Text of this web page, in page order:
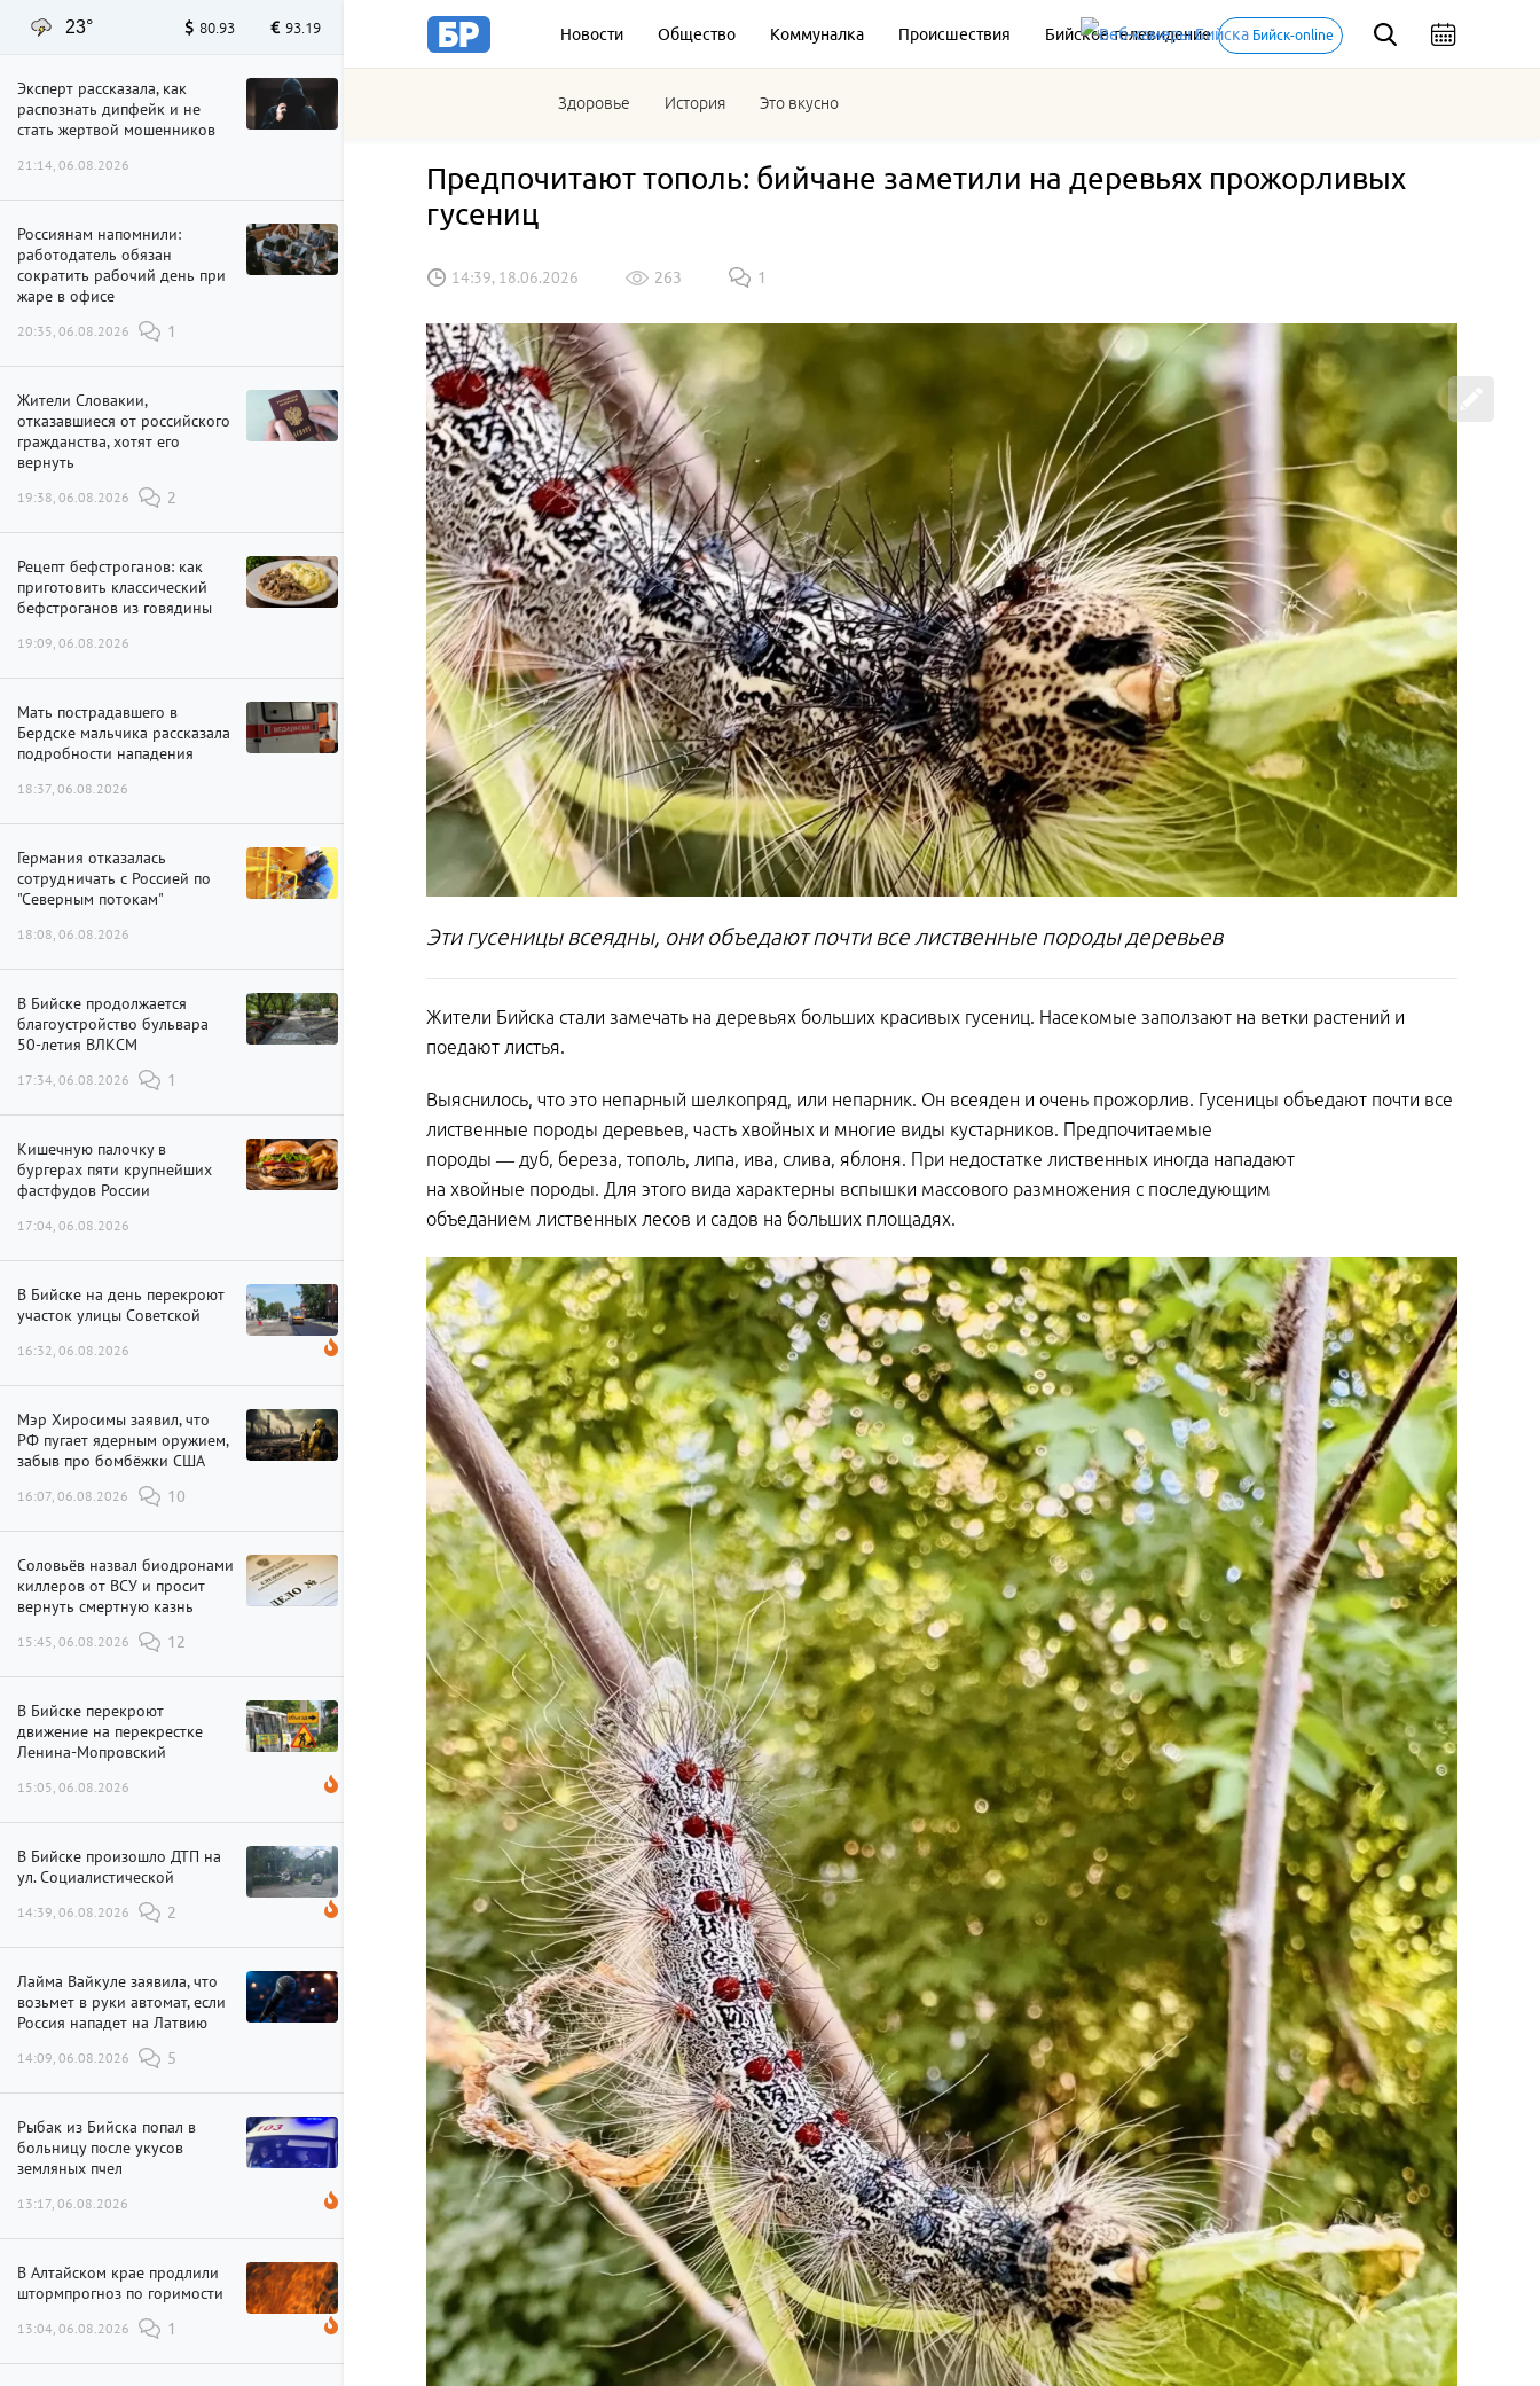
Новости Общество Коммуналка Происшествия Бийское телевидение Бийск-online
Здоровье История Это вкусно
23° 80.93 93.19
Эксперт рассказала, как
распознать дипфейк и не
стать жертвой мошенников
21:14, 06.08.2026
Россиянам напомнили:
работодатель обязан
сократить рабочий день при
жаре в офисе
20:35, 06.08.2026 1
Жители Словакии,
отказавшиеся от российского
гражданства, хотят его
вернуть
19:38, 06.08.2026 2
Рецепт бефстроганов: как
приготовить классический
бефстроганов из говядины
19:09, 06.08.2026
Мать пострадавшего в
Бердске мальчика рассказала
подробности нападения
18:37, 06.08.2026
Германия отказалась
сотрудничать с Россией по
"Северным потокам"
18:08, 06.08.2026
В Бийске продолжается
благоустройство бульвара
50-летия ВЛКСМ
17:34, 06.08.2026 1
Кишечную палочку в
бургерах пяти крупнейших
фастфудов России
17:04, 06.08.2026
В Бийске на день перекроют
участок улицы Советской
16:32, 06.08.2026
Мэр Хиросимы заявил, что
РФ пугает ядерным оружием,
забыв про бомбёжки США
16:07, 06.08.2026 10
Соловьёв назвал биодронами
киллеров от ВСУ и просит
вернуть смертную казнь
15:45, 06.08.2026 12
В Бийске перекроют
движение на перекрестке
Ленина-Мопровский
15:05, 06.08.2026
В Бийске произошло ДТП на
ул. Социалистической
14:39, 06.08.2026 2
Лайма Вайкуле заявила, что
возьмет в руки автомат, если
Россия нападет на Латвию
14:09, 06.08.2026 5
Рыбак из Бийска попал в
больницу после укусов
земляных пчел
13:17, 06.08.2026
В Алтайском крае продлили
штормпрогноз по горимости
13:04, 06.08.2026 1
Предпочитают тополь: бийчане заметили на деревьях прожорливых
гусениц
14:39, 18.06.2026 263 1
Эти гусеницы всеядны, они объедают почти все лиственные породы деревьев
Жители Бийска стали замечать на деревьях больших красивых гусениц. Насекомые заползают на ветки растений и
поедают листья.
Выяснилось, что это непарный шелкопряд, или непарник. Он всеяден и очень прожорлив. Гусеницы объедают почти все
лиственные породы деревьев, часть хвойных и многие виды кустарников. Предпочитаемые
породы — дуб, береза, тополь, липа, ива, слива, яблоня. При недостатке лиственных иногда нападают
на хвойные породы. Для этого вида характерны вспышки массового размножения с последующим
объеданием лиственных лесов и садов на больших площадях.